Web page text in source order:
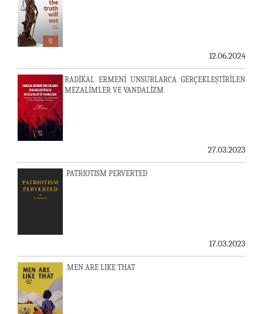
12.06.2024
RADİKAL ERMENİ UNSURLARCA GERÇEKLEŞTİRİLEN
MEZALİMLER VE VANDALİZM
27.03.2023
PATRIOTISM PERVERTED
17.03.2023
MEN ARE LIKE THAT